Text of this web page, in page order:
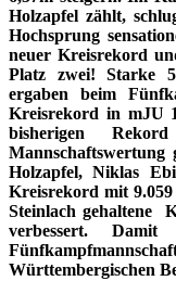
Holzapfel zählt,
Hochsprung
neuer Kreisrekord
Platz zwei! Starke
ergaben beim
Kreisrekord in mJU
bisherigen
Holzapfel, Niklas
Kreisrekord mit
Steinlach gehaltene
verbessert.
Württembergischen